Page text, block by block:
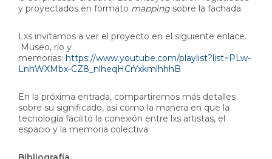
y proyectados en formato mapping sobre la fachada.
Lxs invitamos a ver el proyecto en el siguiente enlace.
Museo, río y
memorias: https://www.youtube.com/playlist?list=PLw-
LnhWXMbx-CZ8_nlheqHCrYxkmlhhhB
En la próxima entrada, compartiremos más detalles
sobre su significado, así como la manera en que la
tecnología facilitó la conexión entre lxs artistas, el
espacio y la memoria colectiva.